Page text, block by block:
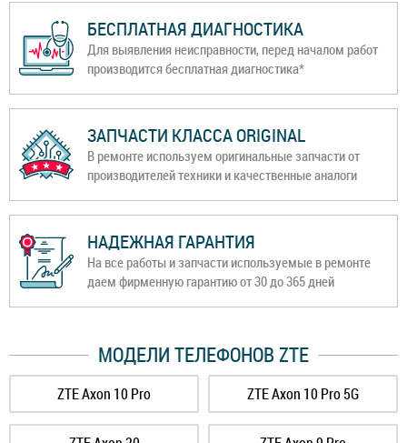
БЕСПЛАТНАЯ ДИАГНОСТИКА
Для выявления неисправности, перед началом работ
производится бесплатная диагностика*
ЗАПЧАСТИ КЛАССА ORIGINAL
В ремонте используем оригинальные запчасти от
производителей техники и качественные аналоги
НАДЕЖНАЯ ГАРАНТИЯ
На все работы и запчасти используемые в ремонте
даем фирменную гарантию от 30 до 365 дней
МОДЕЛИ ТЕЛЕФОНОВ ZTE
ZTE Axon 10 Pro ZTE Axon 10 Pro 5G